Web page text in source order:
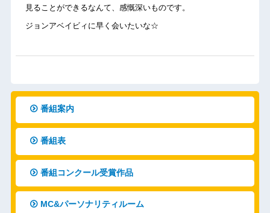
見ることができるなんて、感慨深いものです。
ジョンアベイビィに早く会いたいな☆
番組案内
番組表
番組コンクール受賞作品
MC&パーソナリティルーム